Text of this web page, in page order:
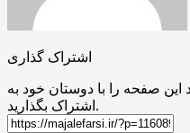
اشتراک گذاری
این صفحه را با دوستان خود به
اشتراک بگذارید.